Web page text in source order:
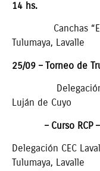
14 hs.
Canchas “El
Tulumaya, Lavalle
25/09 – Torneo de
Delegación
Luján de Cuyo
– Curso RCP –
Delegación CEC
Tulumaya, Lavalle